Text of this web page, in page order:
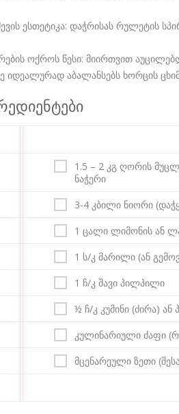
ესთეტიკა: დაჭრისას რულეტის
ოქროს წესი: მიირთვით
იდეალურად აბალანსებს ხორცის
1.5 – 2 კგ ღორის
ნაჭერი
3-4 კბილი ნიორი
1 ცალი ლიმონის ან
1 ს/კ მარილი (ან
1 ჩ/კ შავი პილპილი
½ ჩ/კ კუმინი (ძირა)
კულინარიული ძაფი
მცენარეული ზეთი